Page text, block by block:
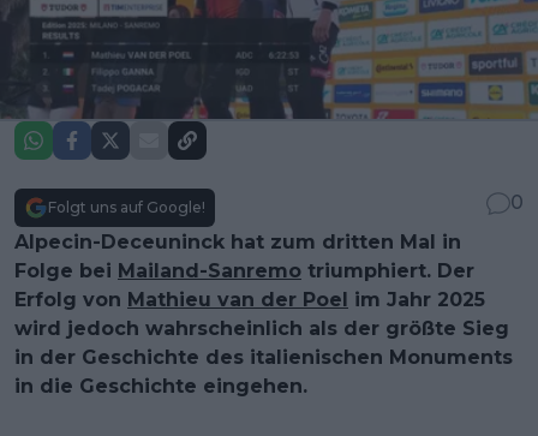
Folgt uns auf Google!
0
Alpecin-Deceuninck hat zum dritten Mal in
Folge bei Mailand-Sanremo triumphiert. Der
Erfolg von Mathieu van der Poel im Jahr 2025
wird jedoch wahrscheinlich als der größte Sieg
in der Geschichte des italienischen Monuments
in die Geschichte eingehen.